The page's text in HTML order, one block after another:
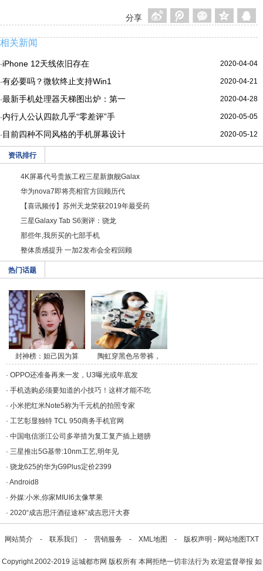
分享
相关新闻
2020-04-04
·iPhone 12天线依旧存在
2020-04-21
·有必要吗？微软终止支持Win1
2020-04-28
·最新手机处理器天梯图出炉：第一
2020-05-05
·内行人公认四款几乎“零差评”手
2020-05-12
· 目前四种不同风格的手机屏幕设计
资讯排行
4K屏幕代号贵族工程三星新旗舰Galax
华为nova7即将亮相官方回顾历代
【喜讯频传】苏州天龙荣获2019年最受药
三星Galaxy Tab S6测评：骁龙
那些年,我所买的七部手机
整体质感提升 一加2发布会全程回顾
热门话题
封神榜：妲己因为算
命/a>
陶虹穿黑色吊带裤，
斜/a>
· OPPO还准备再来一发，U3曝光或年底发
· 手机选购必须要知道的小技巧！这样才能不吃
· 小米把红米Note5称为千元机的拍照专家
· 工艺彰显独特 TCL 950商务手机官网
· 中国电信浙江公司多举措为复工复产插上翅膀
· 三星推出5G基带:10nm工艺,明年见
· 骁龙625的华为G9Plus定价2399
· Android8
· 外媒:小米,你家MIUI6太像苹果
· 2020“成吉思汗酒征途杯”成吉思汗大赛
网站简介- 联系我们 - 营销服务 - XML地图 - 版权声明 - 网站地图TXT
Copyright.2002-2019 运城都市网 版权所有 本网拒绝一切非法行为 欢迎监督举报 如